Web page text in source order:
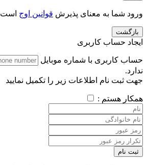
ورود شما به معنای پذیرش قوانین اوج است
بازگشت
ایجاد حساب کاربری
حساب کاربری با شماره موبایل
ندارد.
جهت ثبت نام اطلاعات زیر را تکمیل نمایید
همکار هستم :
ثبت نام